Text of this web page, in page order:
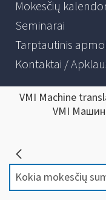
Mokesčių
Seminarai
Tarptautinis
Kontaktai /
VMI Machine
VMI